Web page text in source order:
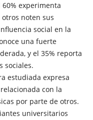
experimenta
noten sus
social en la
una fuerte
y el 35% reporta
sociales.
estudiada expresa
con la
por parte de otros.
universitarios